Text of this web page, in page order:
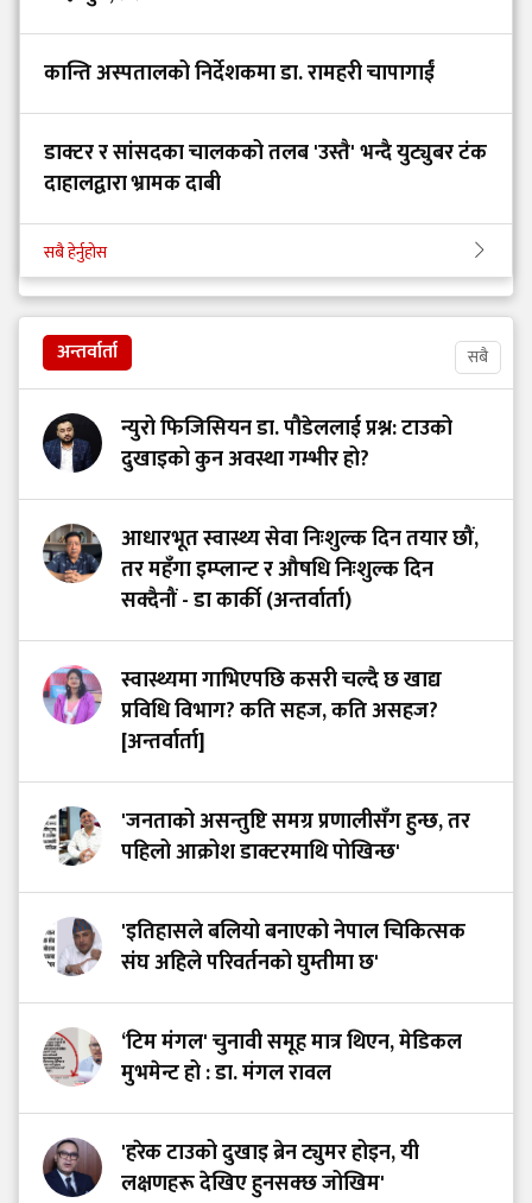
कान्ति अस्पतालको निर्देशकमा डा. रामहरी चापागाईं
डाक्टर र सांसदका चालकको तलब 'उस्तै' भन्दै युट्युबर टंक
दाहालद्वारा भ्रामक दाबी
सबै हेर्नुहोस
अन्तर्वार्ता सबै
न्युरो फिजिसियन डा. पौडेललाई प्रश्न: टाउको
दुखाइको कुन अवस्था गम्भीर हो?
आधारभूत स्वास्थ्य सेवा निःशुल्क दिन तयार छौं,
तर महँगा इम्प्लान्ट र औषधि निःशुल्क दिन
सक्दैनौं - डा कार्की (अन्तर्वार्ता)
स्वास्थ्यमा गाभिएपछि कसरी चल्दै छ खाद्य
प्रविधि विभाग? कति सहज, कति असहज?
[अन्तर्वार्ता]
'जनताको असन्तुष्टि समग्र प्रणालीसँग हुन्छ, तर
पहिलो आक्रोश डाक्टरमाथि पोखिन्छ'
'इतिहासले बलियो बनाएको नेपाल चिकित्सक
संघ अहिले परिवर्तनको घुम्तीमा छ'
‘टिम मंगल' चुनावी समूह मात्र थिएन, मेडिकल
मुभमेन्ट हो : डा. मंगल रावल
'हरेक टाउको दुखाइ ब्रेन ट्युमर होइन, यी
लक्षणहरू देखिए हुनसक्छ जोखिम'